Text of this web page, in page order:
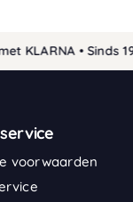
• Sinds
voorwaarden